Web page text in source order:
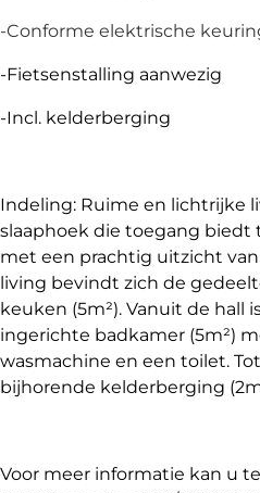
-Conforme elektrische
-Fietsenstalling aanwezig
-Incl. kelderberging
Indeling: Ruime en lichtrijke
slaaphoek die toegang biedt
met een prachtig uitzicht
living bevindt zich de
keuken (5m²). Vanuit de hall
ingerichte badkamer (5m²)
wasmachine en een toilet.
bijhorende kelderberging
Voor meer informatie kan u